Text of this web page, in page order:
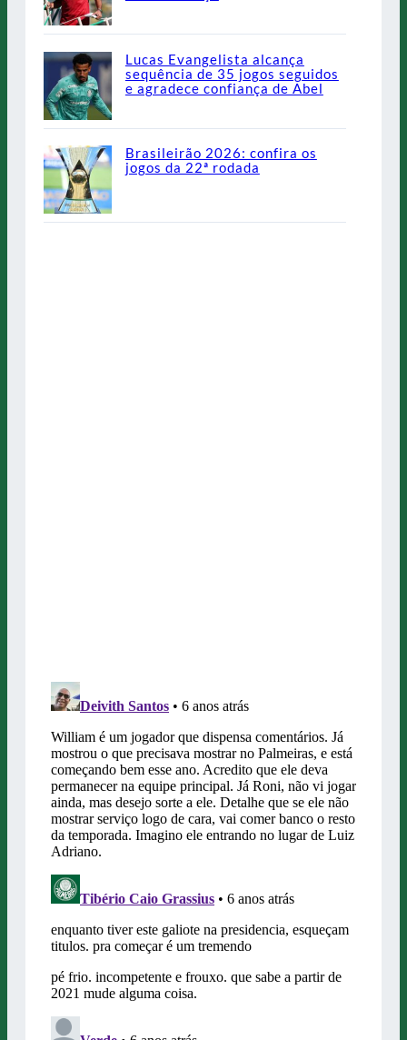
Lucas Evangelista alcança
sequência de 35 jogos seguidos
e agradece confiança de Abel
Brasileirão 2026: confira os
jogos da 22ª rodada